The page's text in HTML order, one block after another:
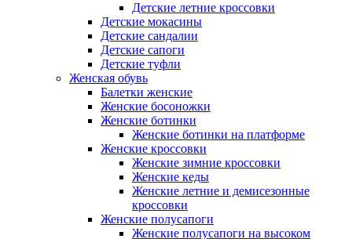
Детские летние кроссовки
Детские мокасины
Детские сандалии
Детские сапоги
Детские туфли
Женская обувь
Балетки женские
Женские босоножки
Женские ботинки
Женские ботинки на платформе
Женские кроссовки
Женские зимние кроссовки
Женские кеды
Женские летние и демисезонные
кроссовки
Женские полусапоги
Женские полусапоги на высоком